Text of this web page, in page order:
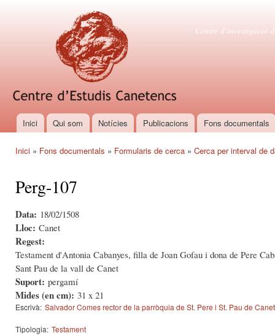
Centre
Centre
Menú principal
Inici Qui som Notícies Publicacions Fons documentals
Inici » Fons documentals » Formularis de cerca » Cerca per interval de
Perg-107
Data: 18/02/1508
Lloc: Canet
Regest:
Testament d'Antonia Cabanyes, filla de Joan Gofau i dona de Pere
Sant Pau de la vall de Canet
Suport: pergamí
Mides (en cm): 31 x 21
Escrivà: Salvador Comes rector de la parròquia de St. Pere i St. Pau de Canet
Tipologia: Testament